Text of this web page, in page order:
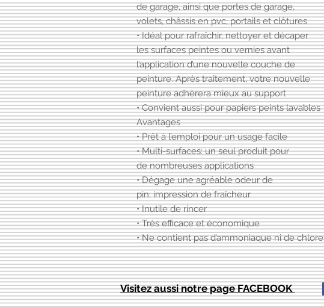
de garage, ainsi que portes de garage,
volets, châssis en pvc, portails et clôtures
• Idéal pour rafraîchir, nettoyer et décaper
les surfaces peintes ou vernies avant
l’application d’une nouvelle couche de
peinture. Après traitement, votre nouvelle
peinture adhèrera mieux au support
• Convient aussi pour papiers peints lavables
Avantages
• Prêt à l’emploi pour un usage facile
• Multi-surfaces: un seul produit pour
de nombreuses applications
• Dégage une agréable odeur de
pin: impression de fraîcheur
• Inutile de rincer
• Très efficace et économique
• Ne contient pas d’ammoniaque ni de chlore
Visitez aussi notre page FACEBOOK